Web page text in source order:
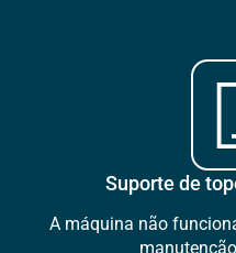
Suporte de
A máquina não